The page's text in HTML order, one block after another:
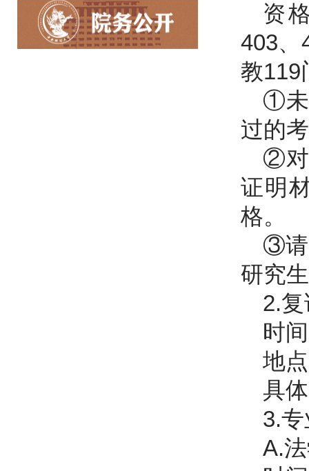
资
403、
教119
①未
过的
②对
证明
格。
③请
研究
2.
时
地
具
3.
A.